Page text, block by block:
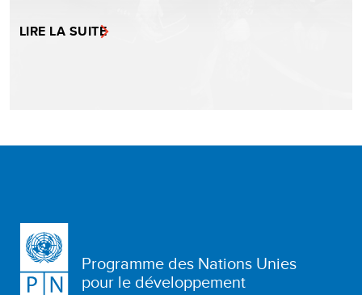
LIRE LA SUITE
Programme des Nations Unies
pour le développement